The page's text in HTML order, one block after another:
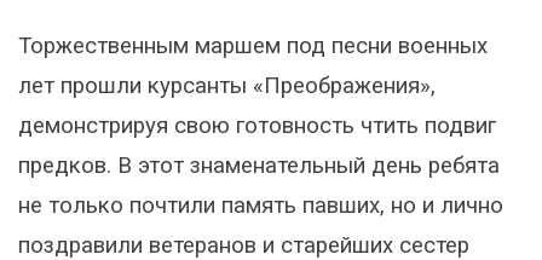
Торжественным маршем под песни военных
лет прошли курсанты «Преображения»,
демонстрируя свою готовность чтить подвиг
предков. В этот знаменательный день ребята
не только почтили память павших, но и лично
поздравили ветеранов и старейших сестер